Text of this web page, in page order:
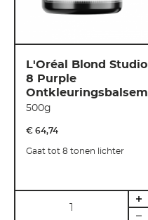
L'Oréal Blond Studio
8 Purple
Ontkleuringsbalsem
500g
€ 64,74
Gaat tot 8 tonen lichter